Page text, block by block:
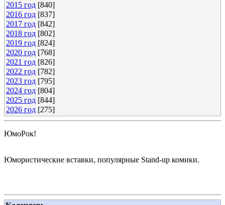
2015 год [840]
2016 год [837]
2017 год [842]
2018 год [802]
2019 год [824]
2020 год [768]
2021 год [826]
2022 год [782]
2023 год [795]
2024 год [804]
2025 год [844]
2026 год [275]
ЮмоРок!
Юмористические вставки, популярные Stand-up комики.